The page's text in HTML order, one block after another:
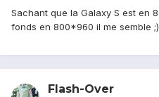
Sachant que la Galaxy S est en
fonds en 800*960 il me semble ;)
Flash-Over